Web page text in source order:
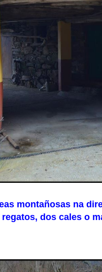
montañosas na
dos cales o